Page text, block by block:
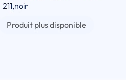
211,noir
Produit plus disponible